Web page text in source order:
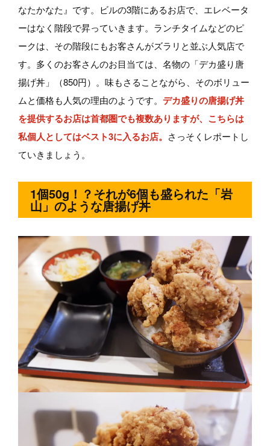
なたかなた』です。ビルの3階にあるお店で、エレベータ
ーはなく階段で昇っていきます。ランチタイムなどのピ
ークは、その階段にもお客さんがズラリと並ぶ人気店で
す。多くのお客さんのお目当ては、名物の「デカ盛り唐
揚げ丼」（850円）。味もさることながら、そのボリュー
ムと価格も人気の理由のようです。 デカ盛りの唐揚げ丼
を提供するお店は首都圏でも複数ありますが、こちらは
私個人としてはベスト3に入るお店。 さっそくレポートし
ていきましょう。
1個50g！？それが6個も盛られた「岩
山」のような唐揚げ丼